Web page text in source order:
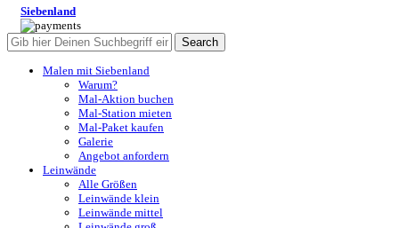
Siebenland
Search
Malen mit Siebenland
Warum?
Mal-Aktion buchen
Mal-Station mieten
Mal-Paket kaufen
Galerie
Angebot anfordern
Leinwände
Alle Größen
Leinwände klein
Leinwände mittel